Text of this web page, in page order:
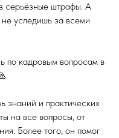
серьёзные штрафы. А
уследишь за всеми
по кадровым вопросам в
знаний и практических
на все вопросы, от
Более того, он помог